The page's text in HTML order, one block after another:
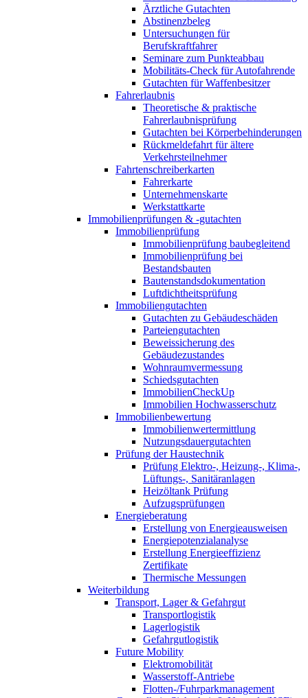
Ärztliche Gutachten
Abstinenzbeleg
Untersuchungen für
Berufskraftfahrer
Seminare zum Punkteabbau
Mobilitäts-Check für Autofahrende
Gutachten für Waffenbesitzer
Fahrerlaubnis
Theoretische & praktische
Fahrerlaubnisprüfung
Gutachten bei Körperbehinderungen
Rückmeldefahrt für ältere
Verkehrsteilnehmer
Fahrtenschreiberkarten
Fahrerkarte
Unternehmenskarte
Werkstattkarte
Immobilienprüfungen & -gutachten
Immobilienprüfung
Immobilienprüfung baubegleitend
Immobilienprüfung bei
Bestandsbauten
Bautenstandsdokumentation
Luftdichtheitsprüfung
Immobiliengutachten
Gutachten zu Gebäudeschäden
Parteiengutachten
Beweissicherung des
Gebäudezustandes
Wohnraumvermessung
Schiedsgutachten
ImmobilienCheckUp
Immobilien Hochwasserschutz
Immobilienbewertung
Immobilienwertermittlung
Nutzungsdauergutachten
Prüfung der Haustechnik
Prüfung Elektro-, Heizung-, Klima-,
Lüftungs-, Sanitäranlagen
Heizöltank Prüfung
Aufzugsprüfungen
Energieberatung
Erstellung von Energieausweisen
Energiepotenzialanalyse
Erstellung Energieeffizienz
Zertifikate
Thermische Messungen
Weiterbildung
Transport, Lager & Gefahrgut
Transportlogistik
Lagerlogistik
Gefahrgutlogistik
Future Mobility
Elektromobilität
Wasserstoff-Antriebe
Flotten-/Fuhrparkmanagement